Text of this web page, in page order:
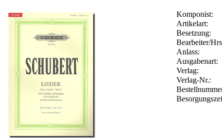
Komponist:
Artikelart:
Besetzung:
Bearbeiter/
Anlass:
Ausgabenart:
Verlag:
Verlag-Nr.: